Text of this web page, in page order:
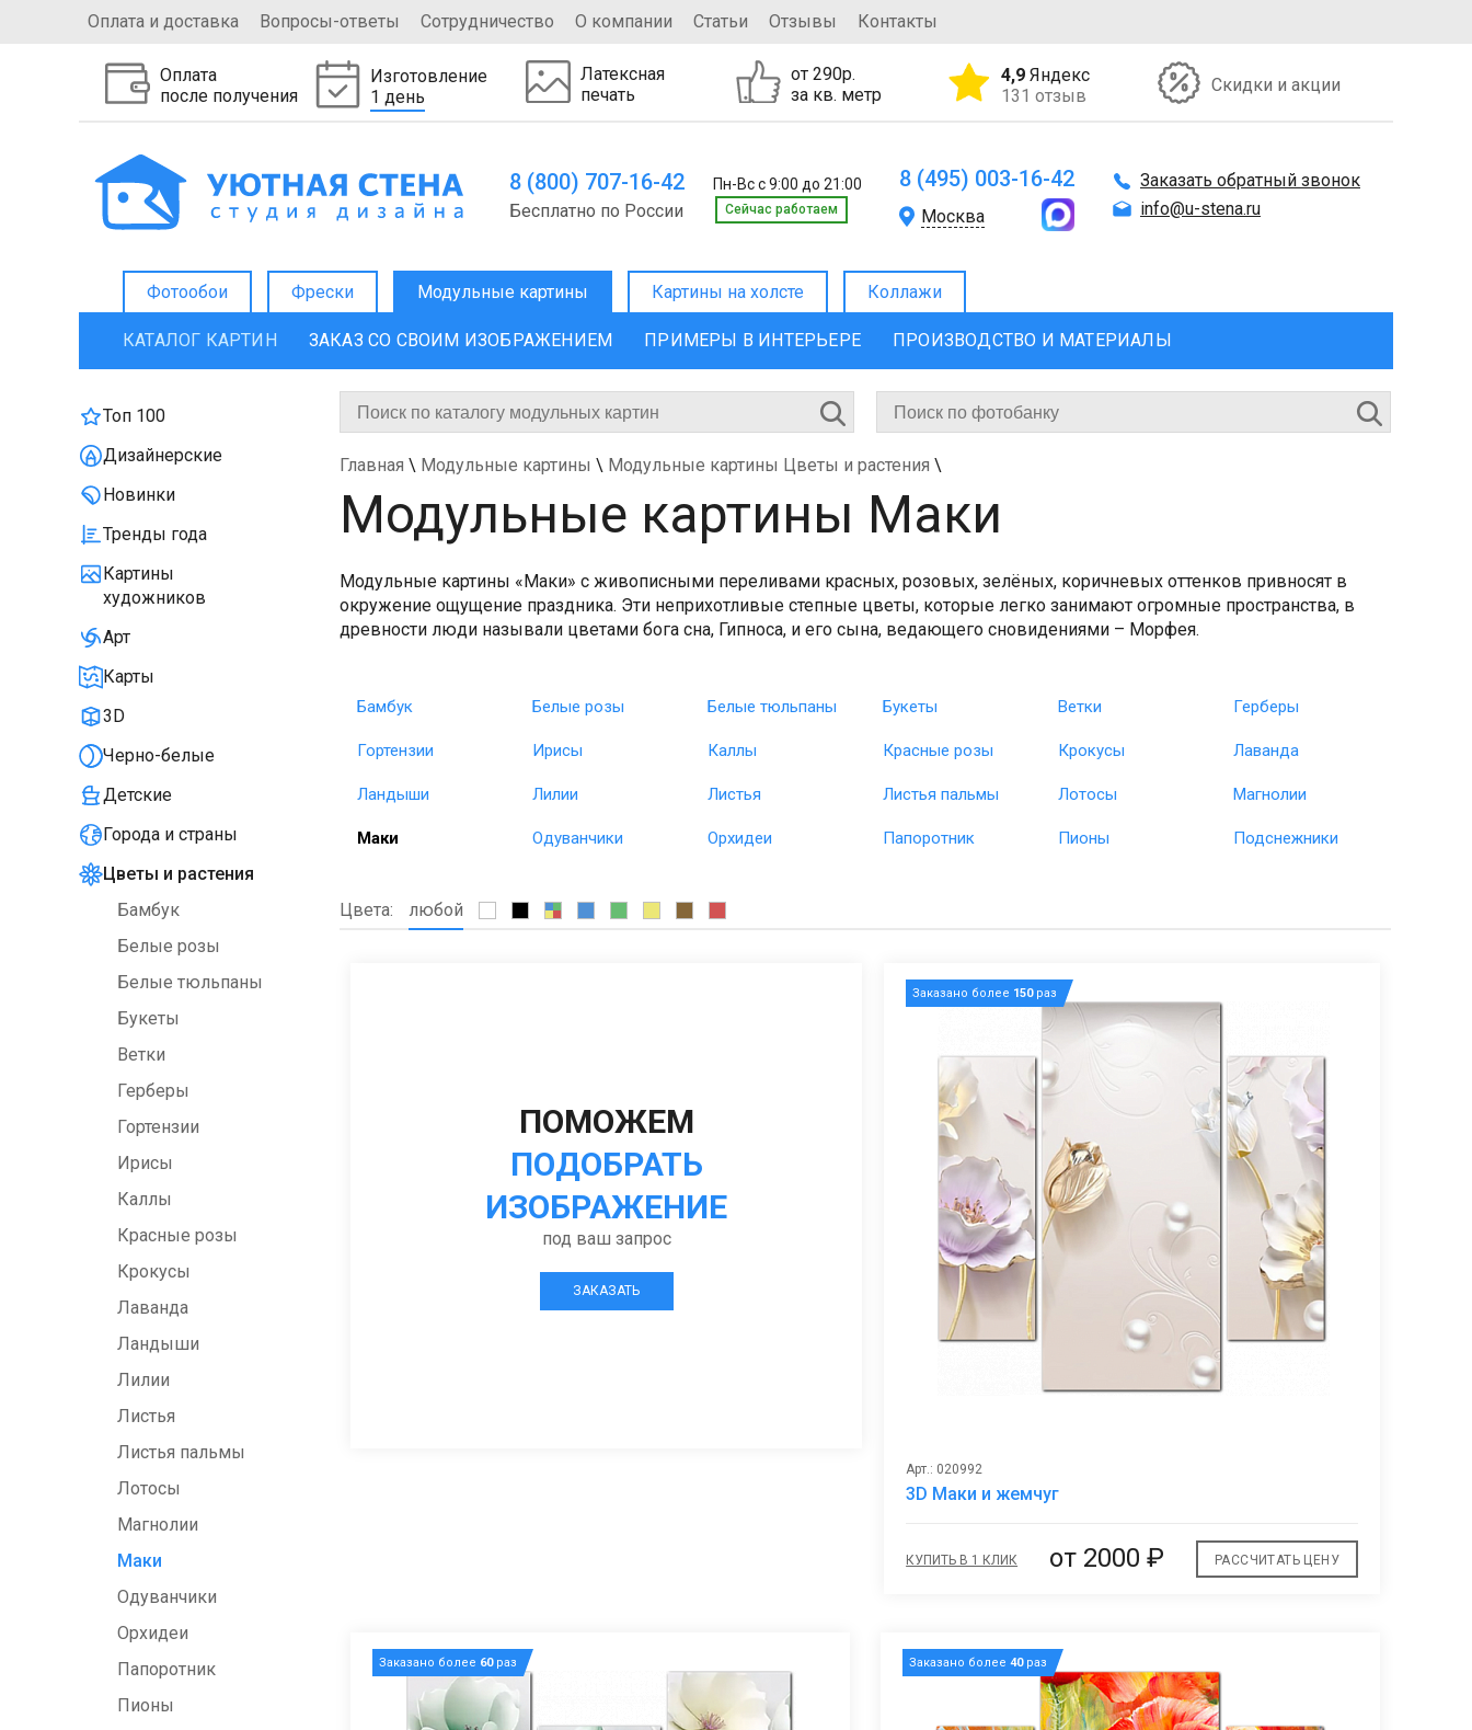
Оплата и доставка Вопросы-ответы Сотрудничество О компании Статьи Отзывы Контакты
Оплата
после получения
Изготовление
1 день
Латексная
печать
от 290р.
за кв. метр
4,9 Яндекс
131 отзыв
Скидки и акции
8 (800) 707-16-42 Пн-Вс с 9:00 до 21:00
Бесплатно по России Cейчас работаем
8 (495) 003-16-42
Москва
Заказать обратный звонок
info@u-stena.ru
Фотообои Фрески Модульные картины Картины на холсте Коллажи
КАТАЛОГ КАРТИН ЗАКАЗ СО СВОИМ ИЗОБРАЖЕНИЕМ ПРИМЕРЫ В ИНТЕРЬЕРЕ ПРОИЗВОДСТВО И МАТЕРИАЛЫ
Топ 100
Дизайнерские
Новинки
Тренды года
Картины
художников
Арт
Карты
3D
Черно-белые
Детские
Города и страны
Цветы и растения
Бамбук
Белые розы
Белые тюльпаны
Букеты
Ветки
Герберы
Гортензии
Ирисы
Каллы
Красные розы
Крокусы
Лаванда
Ландыши
Лилии
Листья
Листья пальмы
Лотосы
Магнолии
Маки
Одуванчики
Орхидеи
Папоротник
Пионы
Главная \ Модульные картины \ Модульные картины Цветы и растения \
Модульные картины Маки
Модульные картины «Маки» с живописными переливами красных, розовых, зелёных, коричневых оттенков привносят в
окружение ощущение праздника. Эти неприхотливые степные цветы, которые легко занимают огромные пространства, в
древности люди называли цветами бога сна, Гипноса, и его сына, ведающего сновидениями – Морфея.
Бамбук Белые розы Белые тюльпаны Букеты Ветки Герберы
Гортензии Ирисы Каллы Красные розы Крокусы Лаванда
Ландыши Лилии Листья Листья пальмы Лотосы Магнолии
Маки Одуванчики Орхидеи Папоротник Пионы Подснежники
Цвета: любой
ПОМОЖЕМ
ПОДОБРАТЬ
ИЗОБРАЖЕНИЕ
под ваш запрос
ЗАКАЗАТЬ
Заказано более 150раз
Арт.: 020992
3D Маки и жемчуг
КУПИТЬ В 1 КЛИК от 2000 ₽ РАССЧИТАТЬ ЦЕНУ
Заказано более 60раз Заказано более40раз